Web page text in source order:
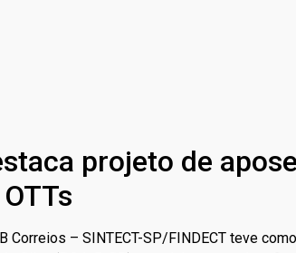
projeto de
Correios – SINTECT-SP/FINDECT teve